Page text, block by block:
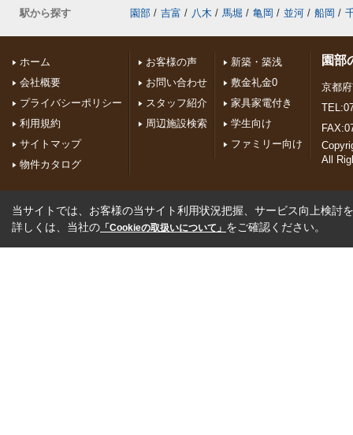
駅から探す
園部 / 吉富 / 八木 / 馬堀 / 亀岡 / 並河 / 船岡 /
ホーム
会社概要
プライバシーポリシー
利用規約
サイトマップ
物件カタログ
お客様の声
お問い合わせ
スタッフ紹介
周辺施設検索
新築・築浅
敷金礼金0
家具家電付き
学生向け
ファミリー向け
園部
京都
All
当サイトでは、お客様の当サイト利用状況把握、サービス向上検討
詳しくは、当社の 「Cookieの取扱いについて」 をご確認ください。